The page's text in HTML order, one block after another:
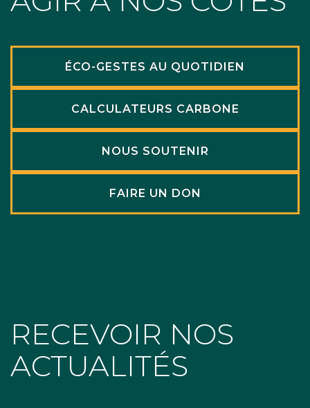
ÉCO-GESTES AU QUOTIDIEN
CALCULATEURS CARBONE
NOUS SOUTENIR
FAIRE UN DON
RECEVOIR NOS
ACTUALITÉS